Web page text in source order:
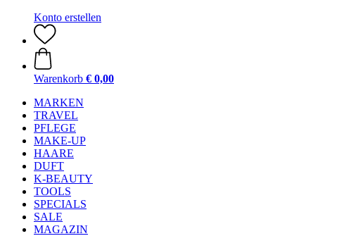
Konto erstellen
Warenkorb € 0,00
MARKEN
TRAVEL
PFLEGE
MAKE-UP
HAARE
DUFT
K-BEAUTY
TOOLS
SPECIALS
SALE
MAGAZIN